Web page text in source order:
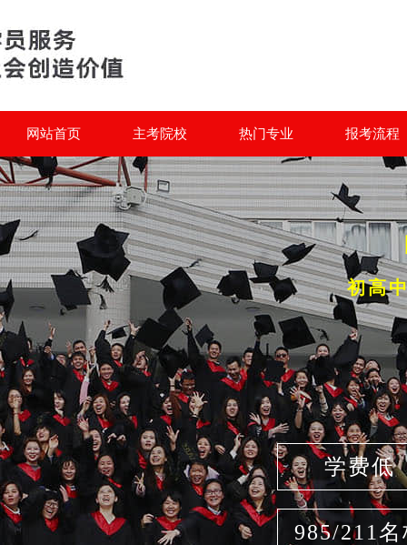
网站首页 主考院校 热门专业 报考流程
初高
学费低
985/211名